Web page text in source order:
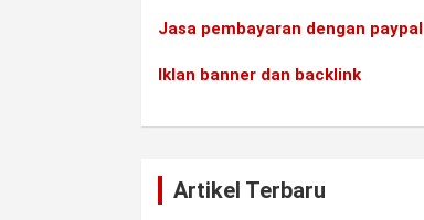
Jasa pembayaran dengan paypal
Iklan banner dan backlink
Artikel Terbaru